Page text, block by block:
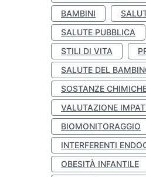
BAMBINI
SALUTE PUBBLICA
STILI DI VITA
SALUTE DEL
SOSTANZE
VALUTAZIONE
BIOMONITORAGGIO
INTERFERENTI
OBESITÀ INFANTILE